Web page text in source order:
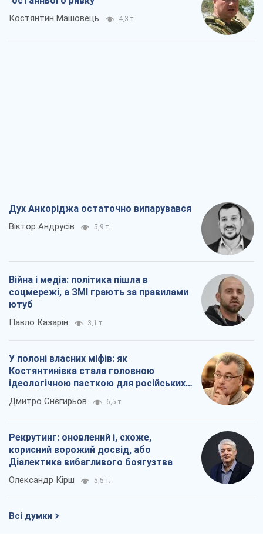
Костянтин Машовець 4,3 т.
Дух Анкоріджа остаточно випарувався
Віктор Андрусів 5,9 т.
Війна і медіа: політика пішла в
соцмережі, а ЗМІ грають за правилами
ютуб
Павло Казарін 3,1 т.
У полоні власних міфів: як
Костянтинівка стала головною
ідеологічною пасткою для російських
окупантів
Дмитро Снєгирьов 6,5 т.
Рекрутинг: оновлений і, схоже,
корисний ворожий досвід, або
Діалектика вибагливого боягузтва
Олександр Кірш 5,5 т.
Всі думки